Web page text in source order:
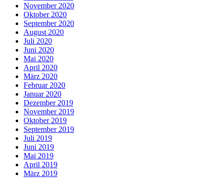
November 2020
Oktober 2020
September 2020
August 2020
Juli 2020
Juni 2020
Mai 2020
April 2020
März 2020
Februar 2020
Januar 2020
Dezember 2019
November 2019
Oktober 2019
September 2019
Juli 2019
Juni 2019
Mai 2019
April 2019
März 2019